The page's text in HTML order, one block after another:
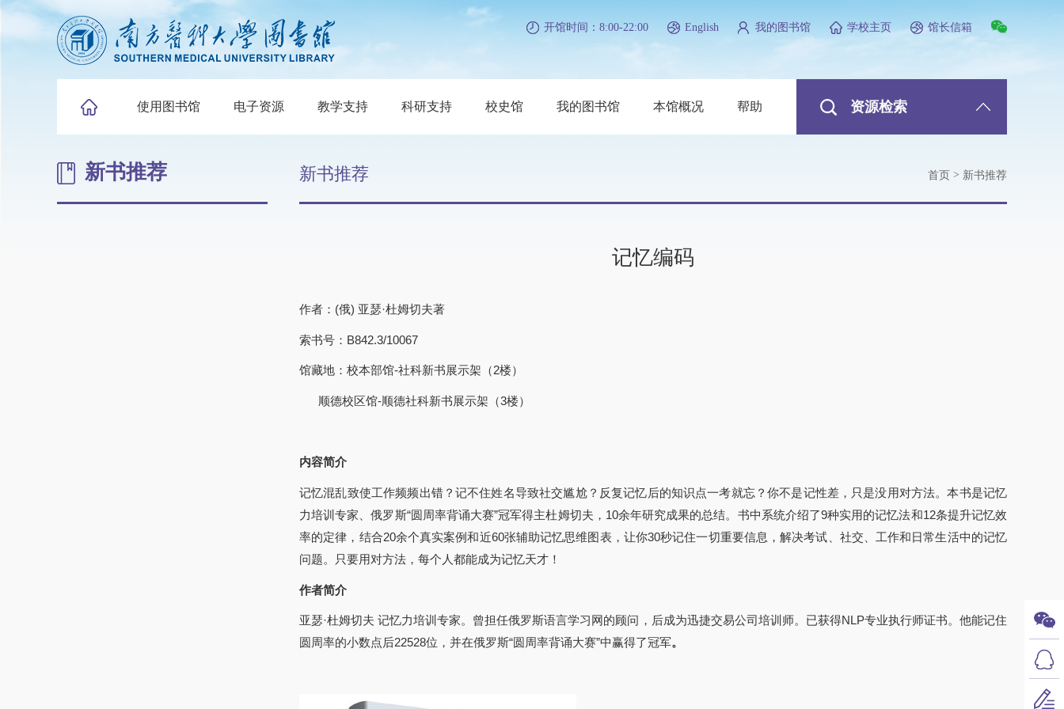
开馆时间：8:00-22:00 English 我的图书馆 学校主页 馆长信箱
资源检索
使用图书馆 电子资源 教学支持 科研支持 校史馆 我的图书馆 本馆概况 帮助
新书推荐 新书推荐 首页 > 新书推荐
记忆编码
作者：(俄) 亚瑟·杜姆切夫著
索书号：B842.3/10067
馆藏地：校本部馆-社科新书展示架（2楼）
顺德校区馆-顺德社科新书展示架（3楼）
内容简介
记忆混乱致使工作频频出错？记不住姓名导致社交尴尬？反复记忆后的知识点一考就忘？你不是记性差，只是没用对方法。本书是记忆
力培训专家、俄罗斯“圆周率背诵大赛”冠军得主杜姆切夫，10余年研究成果的总结。书中系统介绍了9种实用的记忆法和12条提升记忆效
率的定律，结合20余个真实案例和近60张辅助记忆思维图表，让你30秒记住一切重要信息，解决考试、社交、工作和日常生活中的记忆
问题。只要用对方法，每个人都能成为记忆天才！
作者简介
亚瑟·杜姆切夫 记忆力培训专家。曾担任俄罗斯语言学习网的顾问，后成为迅捷交易公司培训师。已获得NLP专业执行师证书。他能记住
圆周率的小数点后22528位，并在俄罗斯“圆周率背诵大赛”中赢得了冠军。